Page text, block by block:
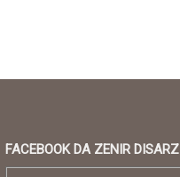
FACEBOOK DA ZENIR DISARZ